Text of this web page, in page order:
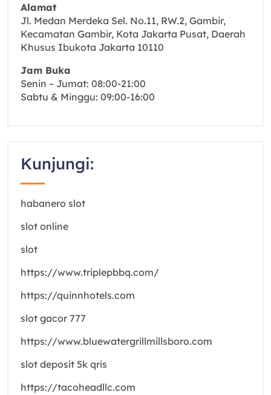
Alamat
Jl. Medan Merdeka Sel. No.11, RW.2, Gambir,
Kecamatan Gambir, Kota Jakarta Pusat, Daerah
Khusus Ibukota Jakarta 10110
Jam Buka
Senin – Jumat: 08:00-21:00
Sabtu & Minggu: 09:00-16:00
Kunjungi:
habanero slot
slot online
slot
https://www.triplepbbq.com/
https://quinnhotels.com
slot gacor 777
https://www.bluewatergrillmillsboro.com
slot deposit 5k qris
https://tacoheadllc.com